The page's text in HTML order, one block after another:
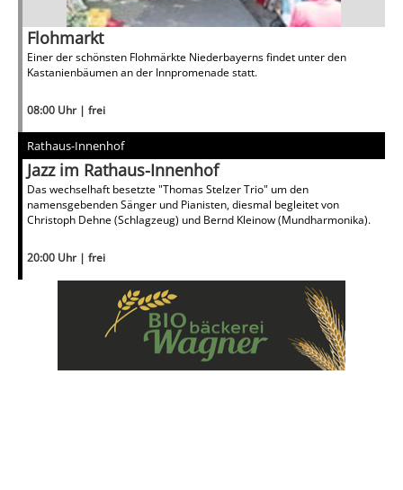
Flohmarkt
Einer der schönsten Flohmärkte Niederbayerns findet unter den
Kastanienbäumen an der Innpromenade statt.
08:00 Uhr | frei
Rathaus-Innenhof
Jazz im Rathaus-Innenhof
Das wechselhaft besetzte "Thomas Stelzer Trio" um den
namensgebenden Sänger und Pianisten, diesmal begleitet von
Christoph Dehne (Schlagzeug) und Bernd Kleinow (Mundharmonika).
20:00 Uhr | frei